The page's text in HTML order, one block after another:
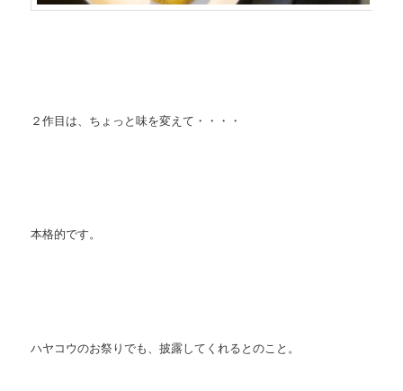
２作目は、ちょっと味を変えて・・・・
本格的です。
ハヤコウのお祭りでも、披露してくれるとのこと。